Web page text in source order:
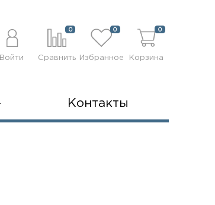
Войти
0
Сравнить
0
Избранное
0
Корзина
Контакты